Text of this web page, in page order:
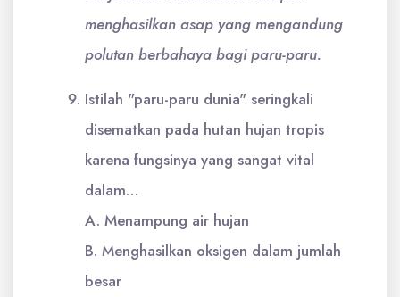
menghasilkan asap yang mengandung
polutan berbahaya bagi paru-paru.
Istilah "paru-paru dunia" seringkali
disematkan pada hutan hujan tropis
karena fungsinya yang sangat vital
dalam…
A. Menampung air hujan
B. Menghasilkan oksigen dalam jumlah
besar